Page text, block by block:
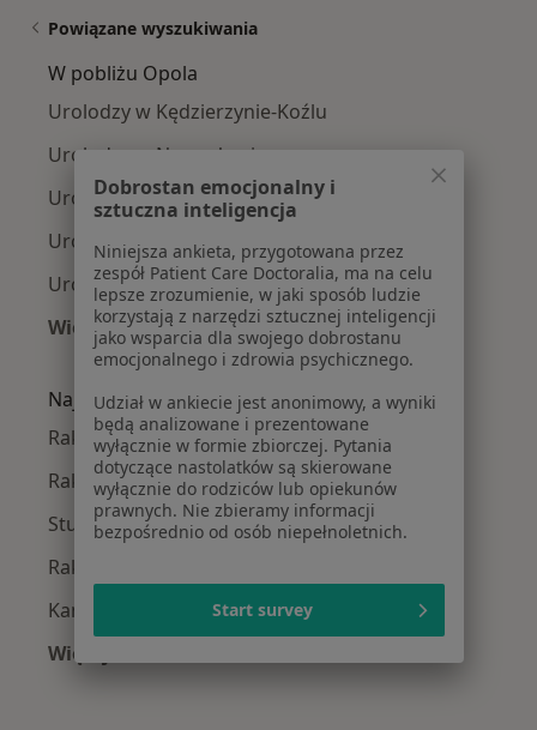
Powiązane wyszukiwania
W pobliżu Opola
Urolodzy w Kędzierzynie-Koźlu
Urolodzy w Namysłowie
Urolodzy w Nysie
Urolodzy w Ozimku
Urolodzy w Prudniku
Więcej (9)
Więcej w kategorii: W pobliżu Opola
Najczęście leczone choroby
Rak pęcherza moczowego w Opolu
Rak jądra w Opolu
Stulejka w Opolu
Rak prostaty w Opolu
Kamica moczowa w Opolu
Więcej (15)
Dobrostan emocjonalny i
sztuczna inteligencja
Niniejsza ankieta, przygotowana przez
zespół Patient Care Doctoralia, ma na celu
lepsze zrozumienie, w jaki sposób ludzie
korzystają z narzędzi sztucznej inteligencji
jako wsparcia dla swojego dobrostanu
emocjonalnego i zdrowia psychicznego.
Udział w ankiecie jest anonimowy, a wyniki
będą analizowane i prezentowane
wyłącznie w formie zbiorczej. Pytania
dotyczące nastolatków są skierowane
wyłącznie do rodziców lub opiekunów
prawnych. Nie zbieramy informacji
bezpośrednio od osób niepełnoletnich.
Start survey